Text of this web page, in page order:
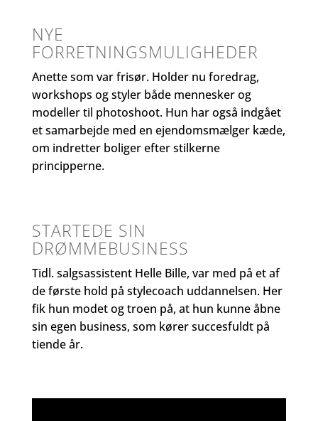
NYE
FORRETNINGSMULIGHEDER
Anette som var frisør. Holder nu foredrag,
workshops og styler både mennesker og
modeller til photoshoot. Hun har også indgået
et samarbejde med en ejendomsmælger kæde,
om indretter boliger efter stilkerne
principperne.
STARTEDE SIN
DRØMMEBUSINESS
Tidl. salgsassistent Helle Bille, var med på et af
de første hold på stylecoach uddannelsen. Her
fik hun modet og troen på, at hun kunne åbne
sin egen business, som kører succesfuldt på
tiende år.